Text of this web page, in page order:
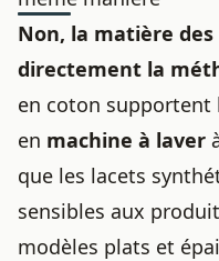
Non, la matière
directement la
en coton supportent
en machine à laver
que les lacets
sensibles aux
modèles plats et